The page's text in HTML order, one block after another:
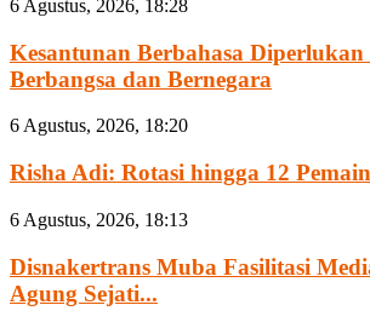
6 Agustus, 2026, 18:28
Kesantunan Berbahasa Diperlukan
Berbangsa dan Bernegara
6 Agustus, 2026, 18:20
Risha Adi: Rotasi hingga 12
6 Agustus, 2026, 18:13
Disnakertrans Muba Fasilitasi
Agung Sejati...